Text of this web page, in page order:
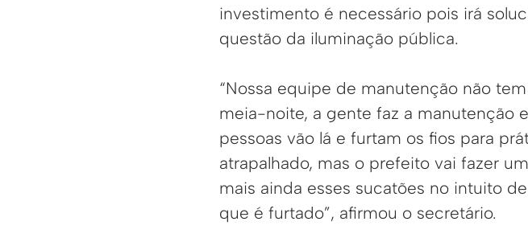
investimento é necessário pois irá
questão da iluminação pública.
“Nossa equipe de manutenção não
meia-noite, a gente faz a manutenção
pessoas vão lá e furtam os fios para
atrapalhado, mas o prefeito vai fazer
mais ainda esses sucatões no intuito
que é furtado”, afirmou o secretário.